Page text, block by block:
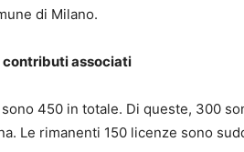
di Milano.
contributi associati
450 in totale. Di queste, 300
Le rimanenti 150 licenze sono